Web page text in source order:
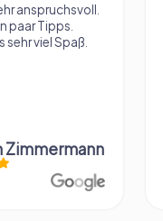
anspruchsvoll.
paar Tipps.
viel Spaß.
Zimmermann